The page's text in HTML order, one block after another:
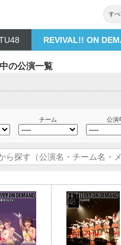
すべ
REVIVAL!! ON
の公演一覧
チーム 公演